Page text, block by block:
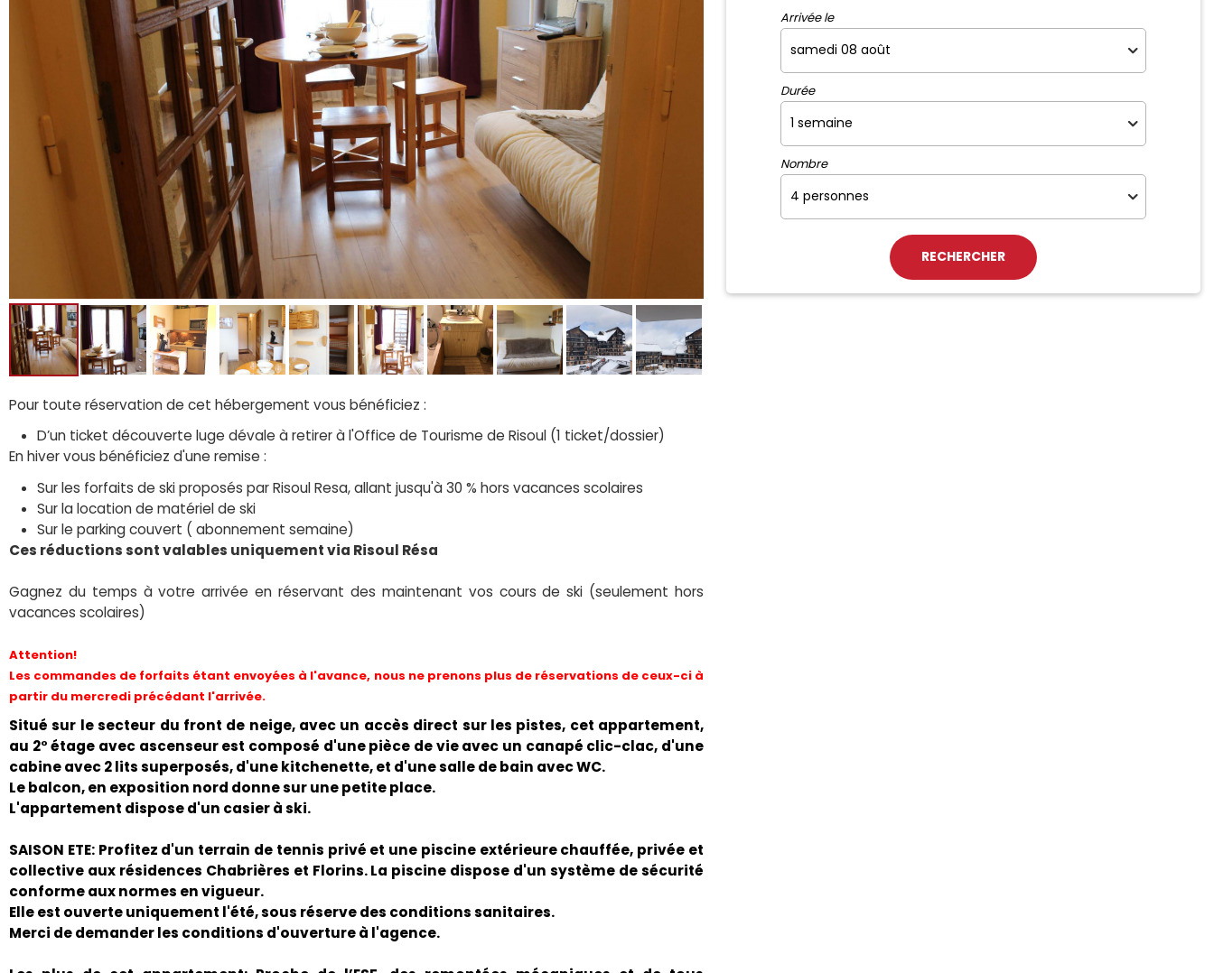
Arrivée le
Durée
Nombre
Pour toute réservation de cet hébergement vous bénéficiez :
D’un ticket découverte luge dévale à retirer à l'Office de Tourisme de Risoul (1 ticket/dossier)
En hiver vous bénéficiez d'une remise :
Sur les forfaits de ski proposés par Risoul Resa, allant jusqu'à 30 % hors vacances scolaires
Sur la location de matériel de ski
Sur le parking couvert ( abonnement semaine)
Ces réductions sont valables uniquement via Risoul Résa
Gagnez du temps à votre arrivée en réservant des maintenant vos cours de ski (seulement hors
vacances scolaires)
Attention!
Les commandes de forfaits étant envoyées à l'avance, nous ne prenons plus de réservations de ceux-ci à
partir du mercredi précédant l'arrivée.
Situé sur le secteur du front de neige, avec un accès direct sur les pistes, cet appartement,
au 2° étage avec ascenseur est composé d'une pièce de vie avec un canapé clic-clac, d'une
cabine avec 2 lits superposés, d'une kitchenette, et d'une salle de bain avec WC.
Le balcon, en exposition nord donne sur une petite place.
L'appartement dispose d'un casier à ski.
SAISON ETE: Profitez d'un terrain de tennis privé et une piscine extérieure chauffée, privée et
collective aux résidences Chabrières et Florins. La piscine dispose d'un système de sécurité
conforme aux normes en vigueur.
Elle est ouverte uniquement l'été, sous réserve des conditions sanitaires.
Merci de demander les conditions d'ouverture à l'agence.